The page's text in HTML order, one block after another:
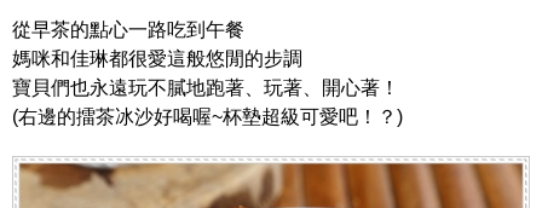
從早茶的點心一路吃到午餐
媽咪和佳琳都很愛這般悠閒的步調
寶貝們也永遠玩不膩地跑著、玩著、開心著！
(右邊的擂茶冰沙好喝喔~杯墊超級可愛吧！？)